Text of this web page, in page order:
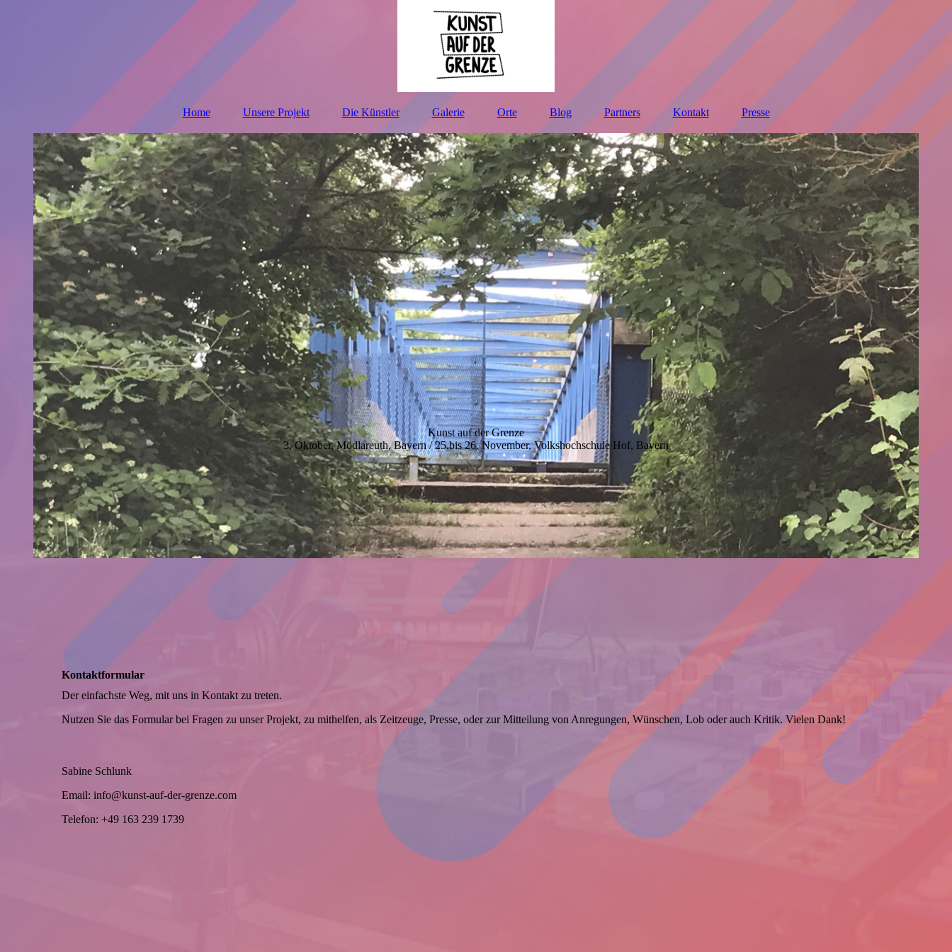
Home Unsere Projekt Die Künstler Galerie Orte Blog Partners Kontakt Presse
Kunst auf der Grenze
3. Oktober, Mödlareuth, Bayern / 25.bis 26. November, Volkshochschule Hof, Bayern
Kontaktformular
Der einfachste Weg, mit uns in Kontakt zu treten.
Nutzen Sie das Formular bei Fragen zu unser Projekt, zu mithelfen, als Zeitzeuge, Presse, oder zur Mitteilung von Anregungen, Wünschen, Lob oder auch Kritik. Vielen Dank!
Sabine Schlunk
Email: info@kunst-auf-der-grenze.com
Telefon: +49 163 239 1739